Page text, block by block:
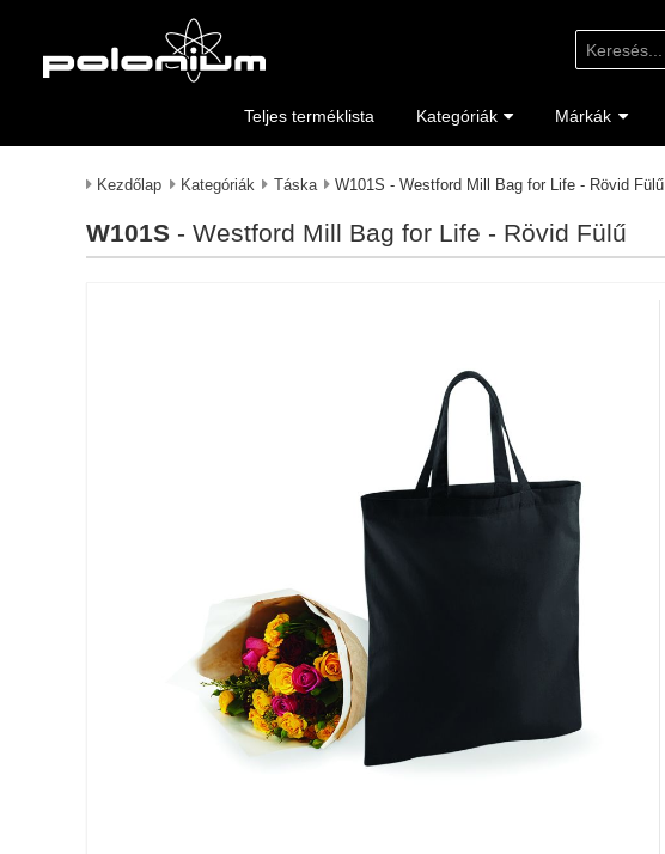
Teljes terméklista Kategóriák Márkák
Kezdőlap Kategóriák Táska W101S - Westford Mill Bag for Life - Rövid Fülű
W101S - Westford Mill Bag for Life - Rövid Fülű